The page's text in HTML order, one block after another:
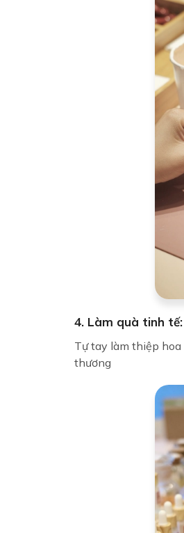
4. Làm quà tinh tế:
Tự tay làm thiệp
thương